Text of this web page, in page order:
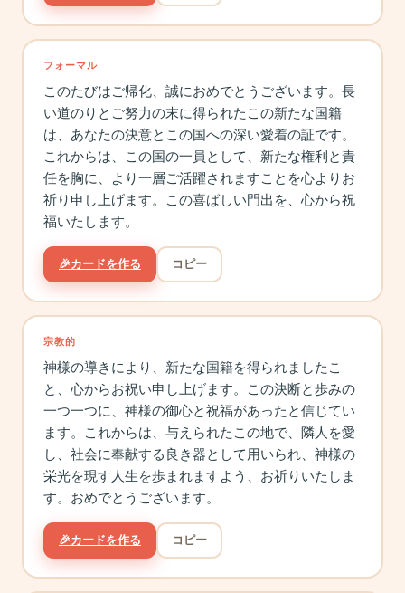
フォーマル
このたびはご帰化、誠におめでとうございます。長
い道のりとご努力の末に得られたこの新たな国籍
は、あなたの決意とこの国への深い愛着の証です。
これからは、この国の一員として、新たな権利と責
任を胸に、より一層ご活躍されますことを心よりお
祈り申し上げます。この喜ばしい門出を、心から祝
福いたします。
🎉カードを作る コピー
宗教的
神様の導きにより、新たな国籍を得られましたこ
と、心からお祝い申し上げます。この決断と歩みの
一つ一つに、神様の御心と祝福があったと信じてい
ます。これからは、与えられたこの地で、隣人を愛
し、社会に奉献する良き器として用いられ、神様の
栄光を現す人生を歩まれますよう、お祈りいたしま
す。おめでとうございます。
🎉カードを作る コピー